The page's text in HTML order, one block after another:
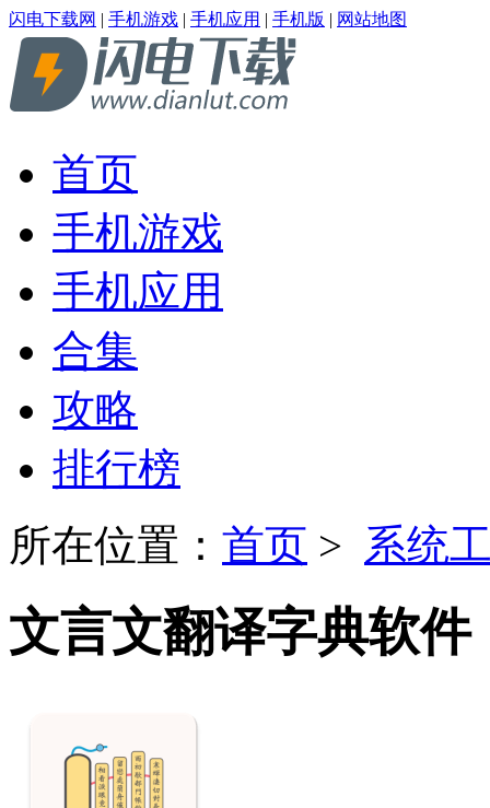
闪电下载网 | 手机游戏 | 手机应用 | 手机版 | 网站地图
首页
手机游戏
手机应用
合集
攻略
排行榜
所在位置： 首页 > 系统
文言文翻译字典软件